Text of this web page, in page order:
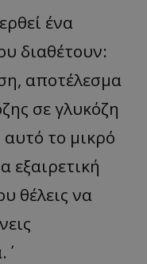
ένα
διαθέτουν:
αποτέλεσμα
σε γλυκόζη
το μικρό
εξαιρετική
θέλεις να